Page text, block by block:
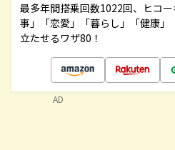
最多年間搭乗回数1022回、ヒコ
事」「恋愛」「暮らし」「健康
立たせるワザ80！
AD